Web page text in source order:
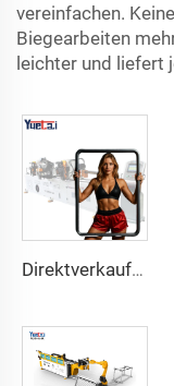
vereinfachen.
Biegearbeiten
leichter und liefert
Direktverkauf ab Fabrik Doppelkopf-CNC-Automatik-Hydraulikrohrbiegemaschine aus Kohlenstoffstahl Rohrbiegemaschine